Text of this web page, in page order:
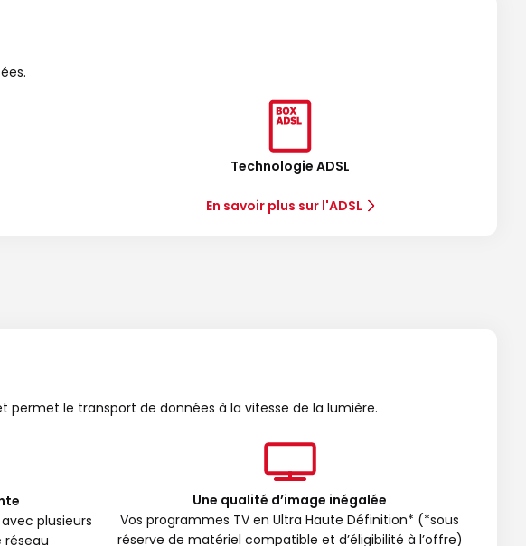
Technologie ADSL
En savoir plus sur l'ADSL
permet le transport de données à la vitesse de la lumière.
plusieurs
Une qualité d’image inégalée
Vos programmes TV en Ultra Haute Définition* (*sous
réserve de matériel compatible et d’éligibilité à l’offre)